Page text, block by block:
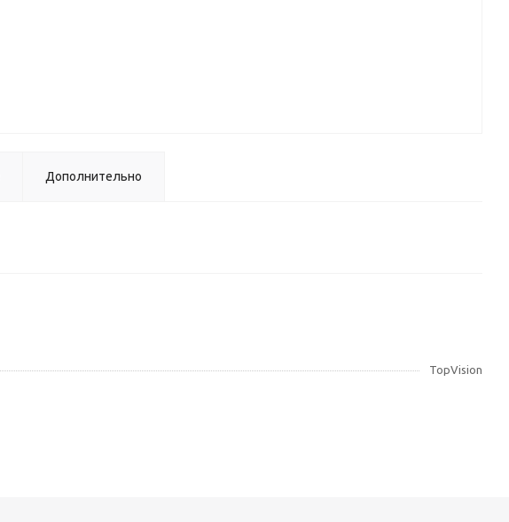
Дополнительно
TopVision